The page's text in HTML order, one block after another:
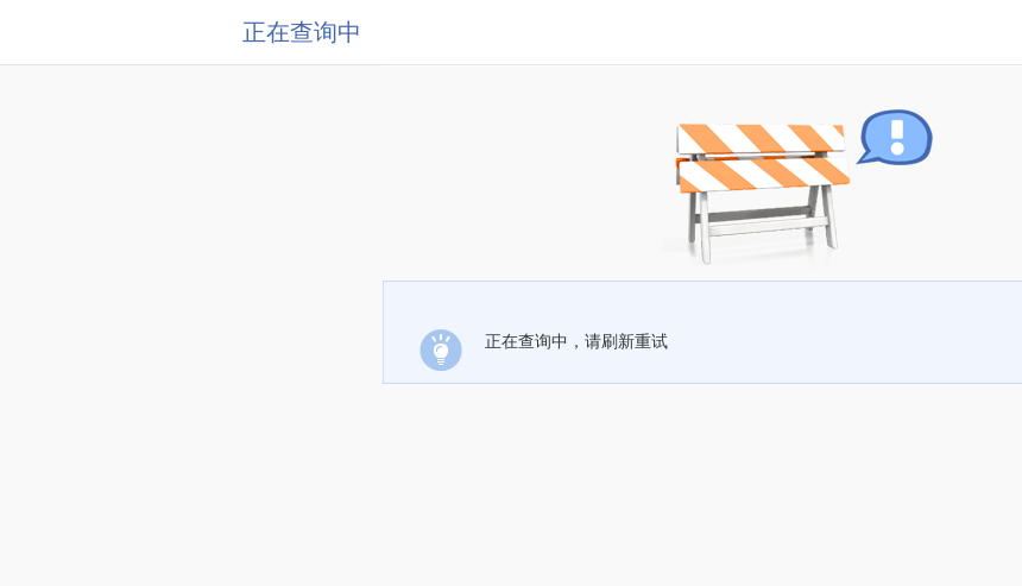
正在查询中
正在查询中，请刷新重试